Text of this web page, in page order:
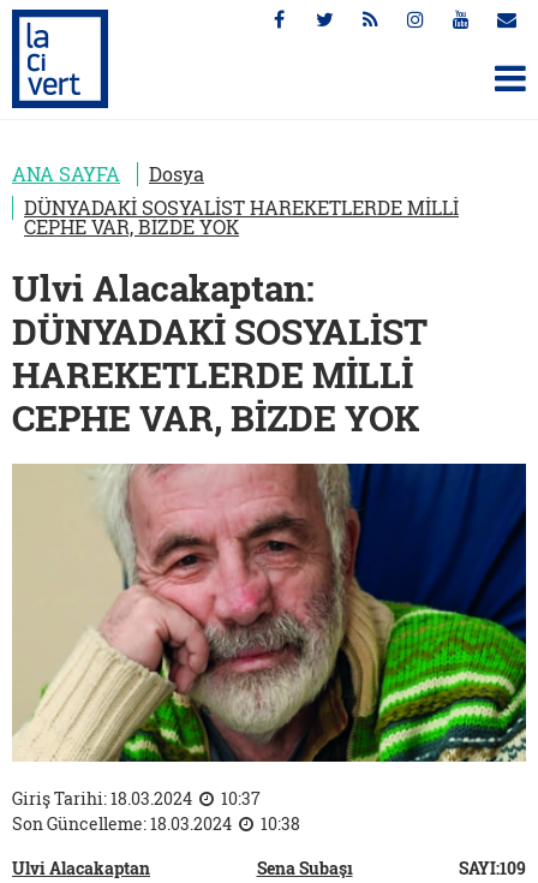
ANA SAYFA
Dosya
DÜNYADAKİ SOSYALİST HAREKETLERDE MİLLİ
CEPHE VAR, BİZDE YOK
Ulvi Alacakaptan:
DÜNYADAKİ SOSYALİST
HAREKETLERDE MİLLİ
CEPHE VAR, BİZDE YOK
Giriş Tarihi: 18.03.2024
10:37
Son Güncelleme: 18.03.2024
10:38
Ulvi Alacakaptan
Sena Subaşı SAYI:109